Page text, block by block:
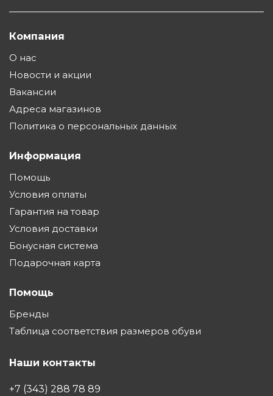
Компания
О нас
Новости и акции
Вакансии
Адреса магазинов
Политика о персональных данных
Информация
Помощь
Условия оплаты
Гарантия на товар
Условия доставки
Бонусная система
Подарочная карта
Помощь
Бренды
Таблица соответствия размеров обуви
Наши контакты
+7 (343) 288 78 89